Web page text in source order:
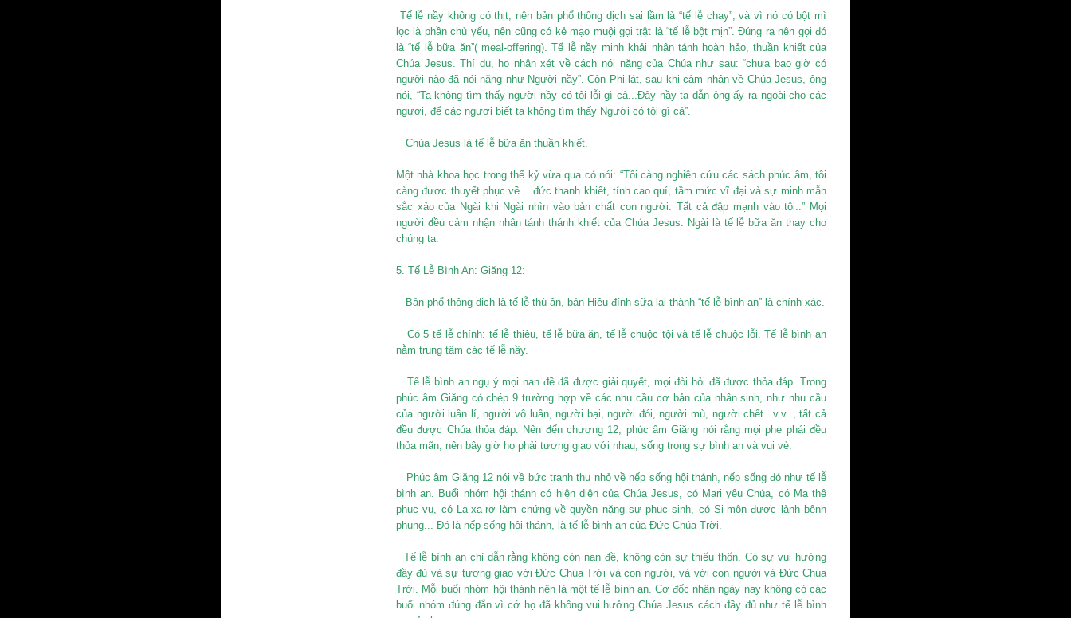
Tế lễ nầy không có thịt, nên bản phổ thông dịch sai lầm là “tế lễ chay”, và vì nó có bột mì
lọc là phần chủ yếu, nên cũng có kẻ mạo muội gọi trật là “tế lễ bột mịn”. Đúng ra nên gọi đó
là “tế lễ bữa ăn”( meal-offering). Tế lễ nầy minh khải nhân tánh hoàn hảo, thuần khiết của
Chúa Jesus. Thí dụ, họ nhận xét về cách nói năng của Chúa như sau: “chưa bao giờ có
người nào đã nói năng như Người nầy”. Còn Phi-lát, sau khi cảm nhận về Chúa Jesus, ông
nói, “Ta không tìm thấy người nầy có tội lỗi gì cả...Đây nầy ta dẫn ông ấy ra ngoài cho các
ngươi, để các ngươi biết ta không tìm thấy Người có tội gì cả”.
Chúa Jesus là tế lễ bữa ăn thuần khiết.
Một nhà khoa học trong thế kỷ vừa qua có nói: “Tôi càng nghiên cứu các sách phúc âm, tôi
càng được thuyết phục về .. đức thanh khiết, tính cao quí, tầm mức vĩ đại và sự minh mẫn
sắc xảo của Ngài khi Ngài nhìn vào bản chất con người. Tất cả đập mạnh vào tôi..” Mọi
người đều cảm nhận nhân tánh thánh khiết của Chúa Jesus. Ngài là tế lễ bữa ăn thay cho
chúng ta.
5. Tế Lễ Bình An: Giăng 12:
Bản phổ thông dịch là tế lễ thù ân, bản Hiệu đính sữa lại thành “tế lễ bình an” là chính xác.
Có 5 tế lễ chính: tế lễ thiêu, tế lễ bữa ăn, tế lễ chuộc tội và tế lễ chuộc lỗi. Tế lễ bình an
nằm trung tâm các tế lễ nầy.
Tế lễ bình an ngụ ý mọi nan đề đã được giải quyết, mọi đòi hỏi đã được thỏa đáp. Trong
phúc âm Giăng có chép 9 trường hợp về các nhu cầu cơ bản của nhân sinh, như nhu cầu
của người luân lí, người vô luân, người bại, người đói, người mù, người chết...v.v. , tất cả
đều được Chúa thỏa đáp. Nên đến chương 12, phúc âm Giăng nói rằng mọi phe phái đều
thỏa mãn, nên bây giờ họ phải tương giao với nhau, sống trong sự bình an và vui vẻ.
Phúc âm Giăng 12 nói về bức tranh thu nhỏ về nếp sống hội thánh, nếp sống đó như tế lễ
bình an. Buổi nhóm hội thánh có hiện diện của Chúa Jesus, có Mari yêu Chúa, có Ma thê
phục vụ, có La-xa-rơ làm chứng về quyền năng sự phục sinh, có Si-môn được lành bệnh
phung... Đó là nếp sống hội thánh, là tế lễ bình an của Đức Chúa Trời.
Tế lễ bình an chỉ dẫn rằng không còn nan đề, không còn sự thiếu thốn. Có sự vui hưởng
đầy đủ và sự tương giao với Đức Chúa Trời và con người, và với con người và Đức Chúa
Trời. Mỗi buổi nhóm hội thánh nên là một tế lễ bình an. Cơ đốc nhân ngày nay không có các
buổi nhóm đúng đắn vì cớ họ đã không vui hưởng Chúa Jesus cách đầy đủ như tế lễ bình